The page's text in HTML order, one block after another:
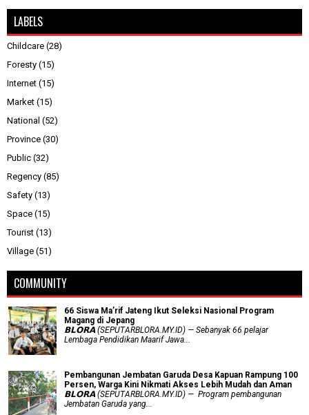
LABELS
Childcare (28)
Foresty (15)
Internet (15)
Market (15)
National (52)
Province (30)
Public (32)
Regency (85)
Safety (13)
Space (15)
Tourist (13)
Village (51)
COMMUNITY
66 Siswa Ma’rif Jateng Ikut Seleksi Nasional Program
Magang di Jepang
𝗕𝗟𝗢𝗥𝗔 (SEPUTARBLORA.MY.ID) — Sebanyak 66 pelajar
Lembaga Pendidikan Maarif Jawa...
Pembangunan Jembatan Garuda Desa Kapuan Rampung 100
Persen, Warga Kini Nikmati Akses Lebih Mudah dan Aman
𝗕𝗟𝗢𝗥𝗔 (SEPUTARBLORA.MY.ID) — Program pembangunan
Jembatan Garuda yang...